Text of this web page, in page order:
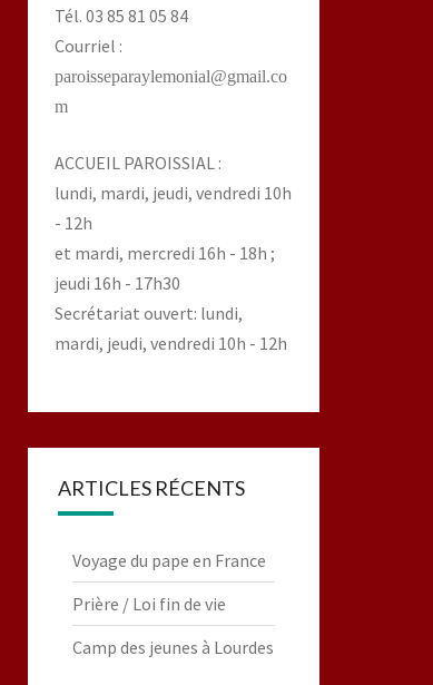
Tél. 03 85 81 05 84
Courriel :
paroisseparaylemonial@gmail.co
m
ACCUEIL PAROISSIAL :
lundi, mardi, jeudi, vendredi 10h
- 12h
et mardi, mercredi 16h - 18h ;
jeudi 16h - 17h30
Secrétariat ouvert: lundi,
mardi, jeudi, vendredi 10h - 12h
ARTICLES RÉCENTS
Voyage du pape en France
Prière / Loi fin de vie
Camp des jeunes à Lourdes